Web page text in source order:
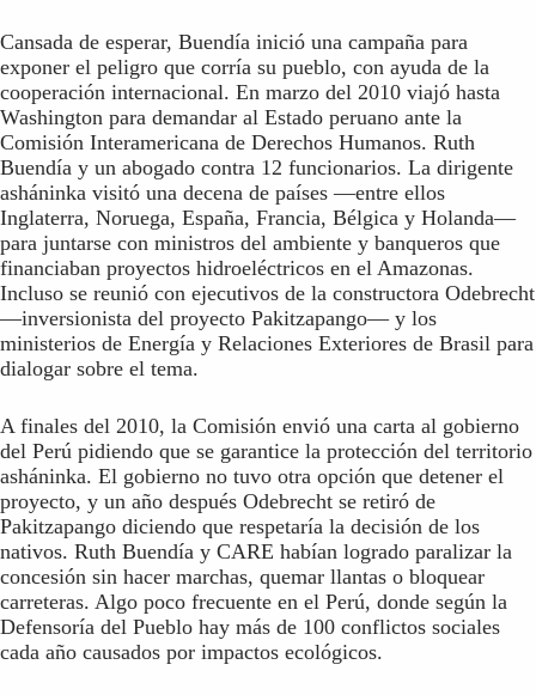
Cansada de esperar, Buendía inició una campaña para
exponer el peligro que corría su pueblo, con ayuda de la
cooperación internacional. En marzo del 2010 viajó hasta
Washington para demandar al Estado peruano ante la
Comisión Interamericana de Derechos Humanos. Ruth
Buendía y un abogado contra 12 funcionarios. La dirigente
asháninka visitó una decena de países —entre ellos
Inglaterra, Noruega, España, Francia, Bélgica y Holanda—
para juntarse con ministros del ambiente y banqueros que
financiaban proyectos hidroeléctricos en el Amazonas.
Incluso se reunió con ejecutivos de la constructora Odebrecht
—inversionista del proyecto Pakitzapango— y los
ministerios de Energía y Relaciones Exteriores de Brasil para
dialogar sobre el tema.
A finales del 2010, la Comisión envió una carta al gobierno
del Perú pidiendo que se garantice la protección del territorio
asháninka. El gobierno no tuvo otra opción que detener el
proyecto, y un año después Odebrecht se retiró de
Pakitzapango diciendo que respetaría la decisión de los
nativos. Ruth Buendía y CARE habían logrado paralizar la
concesión sin hacer marchas, quemar llantas o bloquear
carreteras. Algo poco frecuente en el Perú, donde según la
Defensoría del Pueblo hay más de 100 conflictos sociales
cada año causados por impactos ecológicos.